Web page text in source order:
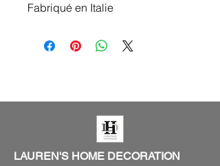
Fabriqué en Italie
LAUREN'S HOME DECORATION